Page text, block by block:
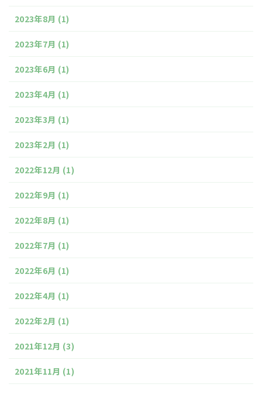
2023年8月 (1)
2023年7月 (1)
2023年6月 (1)
2023年4月 (1)
2023年3月 (1)
2023年2月 (1)
2022年12月 (1)
2022年9月 (1)
2022年8月 (1)
2022年7月 (1)
2022年6月 (1)
2022年4月 (1)
2022年2月 (1)
2021年12月 (3)
2021年11月 (1)